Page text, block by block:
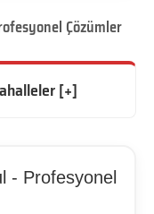
Çözümler
[+]
- Profesyonel